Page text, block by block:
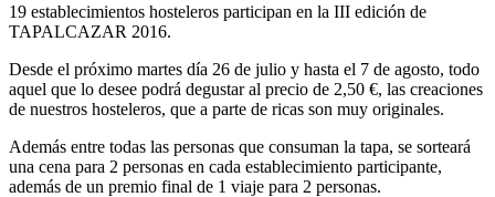
19 establecimientos hosteleros participan en la III edición de
TAPALCAZAR 2016.
Desde el próximo martes día 26 de julio y hasta el 7 de agosto, todo
aquel que lo desee podrá degustar al precio de 2,50 €, las creaciones
de nuestros hosteleros, que a parte de ricas son muy originales.
Además entre todas las personas que consuman la tapa, se sorteará
una cena para 2 personas en cada establecimiento participante,
además de un premio final de 1 viaje para 2 personas.